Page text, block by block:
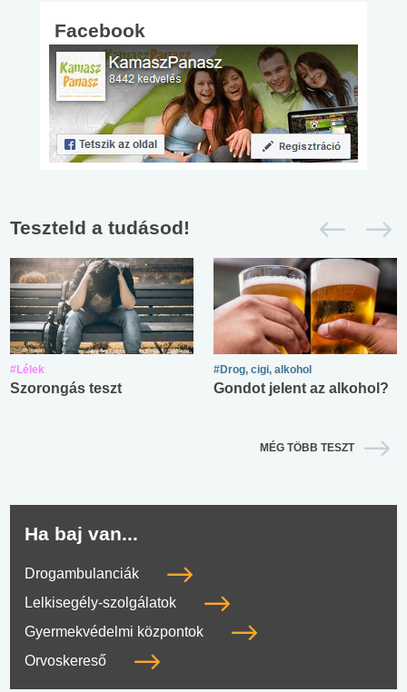
Facebook
Teszteld a tudásod!
#Lélek
Szorongás teszt
#Drog, cigi, alkohol
Gondot jelent az alkohol?
MÉG TÖBB TESZT
Ha baj van...
Drogambulanciák
Lelkisegély-szolgálatok
Gyermekvédelmi központok
Orvoskereső